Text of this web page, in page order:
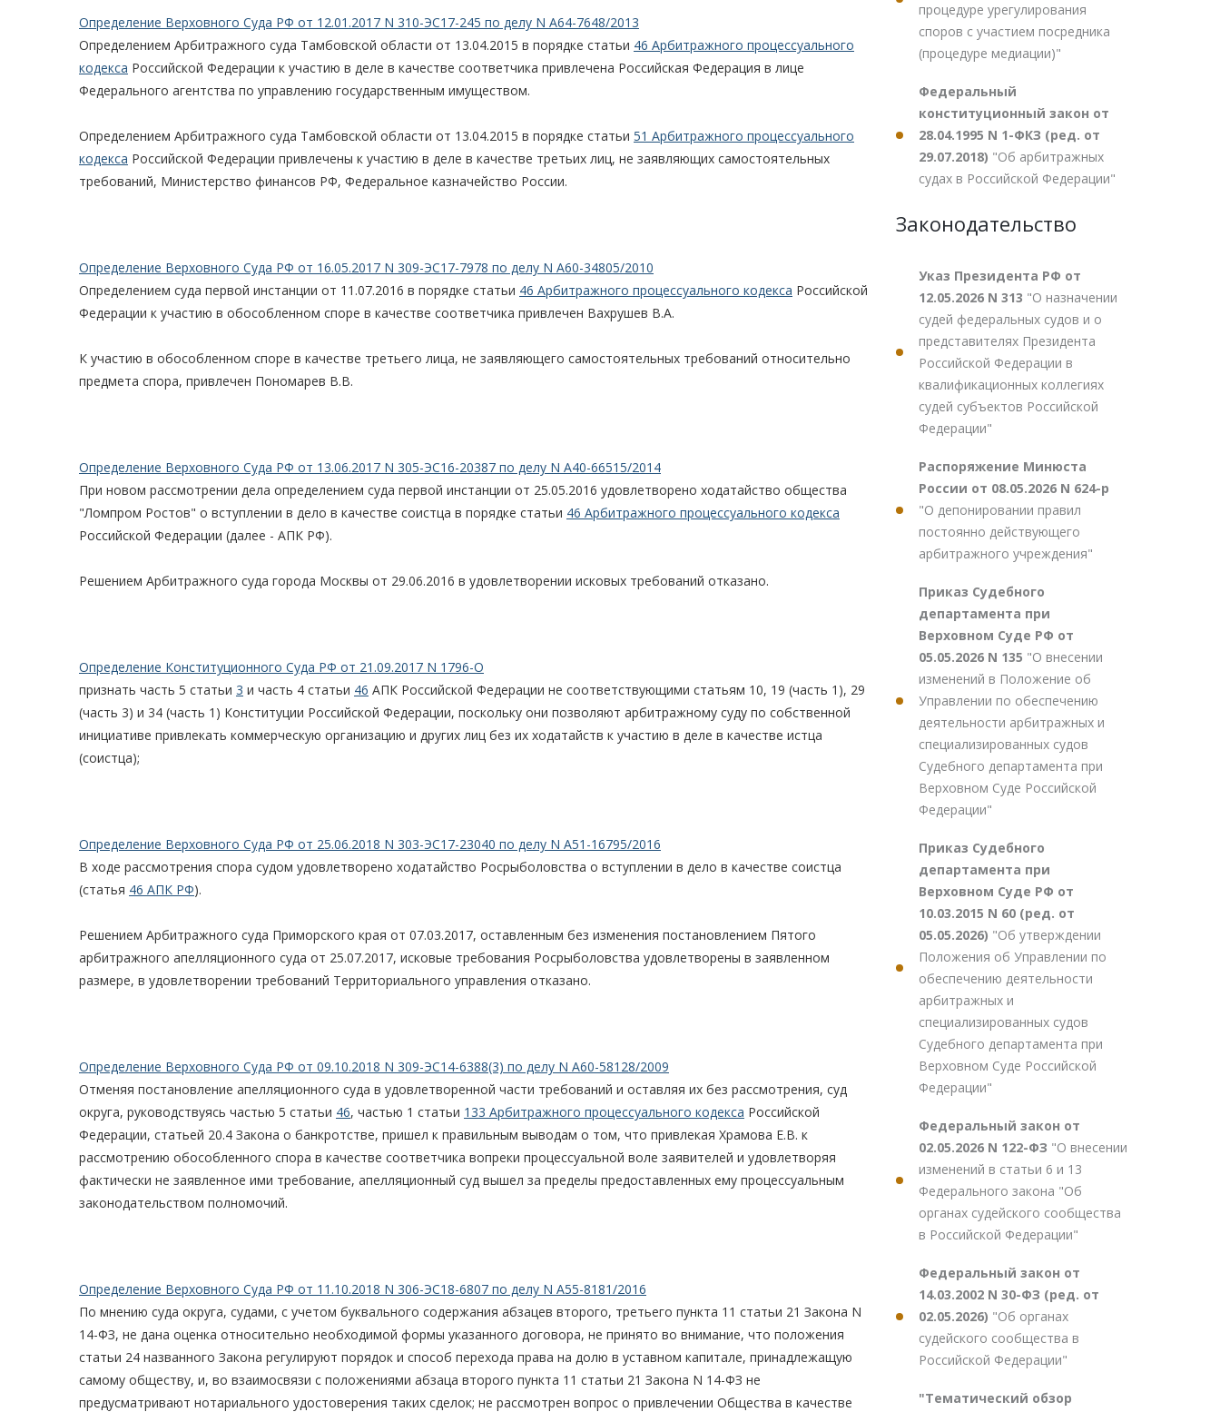
Определение Верховного Суда РФ от 12.01.2017 N 310-ЭС17-245 по делу N А64-7648/2013
Определением Арбитражного суда Тамбовской области от 13.04.2015 в порядке статьи 46 Арбитражного процессуального
кодекса Российской Федерации к участию в деле в качестве соответчика привлечена Российская Федерация в лице
Федерального агентства по управлению государственным имуществом.
Определением Арбитражного суда Тамбовской области от 13.04.2015 в порядке статьи 51 Арбитражного процессуального
кодекса Российской Федерации привлечены к участию в деле в качестве третьих лиц, не заявляющих самостоятельных
требований, Министерство финансов РФ, Федеральное казначейство России.
Определение Верховного Суда РФ от 16.05.2017 N 309-ЭС17-7978 по делу N А60-34805/2010
Определением суда первой инстанции от 11.07.2016 в порядке статьи 46 Арбитражного процессуального кодекса Российской
Федерации к участию в обособленном споре в качестве соответчика привлечен Вахрушев В.А.
К участию в обособленном споре в качестве третьего лица, не заявляющего самостоятельных требований относительно
предмета спора, привлечен Пономарев В.В.
Определение Верховного Суда РФ от 13.06.2017 N 305-ЭС16-20387 по делу N А40-66515/2014
При новом рассмотрении дела определением суда первой инстанции от 25.05.2016 удовлетворено ходатайство общества
"Ломпром Ростов" о вступлении в дело в качестве соистца в порядке статьи 46 Арбитражного процессуального кодекса
Российской Федерации (далее - АПК РФ).
Решением Арбитражного суда города Москвы от 29.06.2016 в удовлетворении исковых требований отказано.
Определение Конституционного Суда РФ от 21.09.2017 N 1796-О
признать часть 5 статьи 3 и часть 4 статьи 46 АПК Российской Федерации не соответствующими статьям 10, 19 (часть 1), 29
(часть 3) и 34 (часть 1) Конституции Российской Федерации, поскольку они позволяют арбитражному суду по собственной
инициативе привлекать коммерческую организацию и других лиц без их ходатайств к участию в деле в качестве истца
(соистца);
Определение Верховного Суда РФ от 25.06.2018 N 303-ЭС17-23040 по делу N А51-16795/2016
В ходе рассмотрения спора судом удовлетворено ходатайство Росрыболовства о вступлении в дело в качестве соистца
(статья 46 АПК РФ).
Решением Арбитражного суда Приморского края от 07.03.2017, оставленным без изменения постановлением Пятого
арбитражного апелляционного суда от 25.07.2017, исковые требования Росрыболовства удовлетворены в заявленном
размере, в удовлетворении требований Территориального управления отказано.
Определение Верховного Суда РФ от 09.10.2018 N 309-ЭС14-6388(3) по делу N А60-58128/2009
Отменяя постановление апелляционного суда в удовлетворенной части требований и оставляя их без рассмотрения, суд
округа, руководствуясь частью 5 статьи 46, частью 1 статьи 133 Арбитражного процессуального кодекса Российской
Федерации, статьей 20.4 Закона о банкротстве, пришел к правильным выводам о том, что привлекая Храмова Е.В. к
рассмотрению обособленного спора в качестве соответчика вопреки процессуальной воле заявителей и удовлетворяя
фактически не заявленное ими требование, апелляционный суд вышел за пределы предоставленных ему процессуальным
законодательством полномочий.
Определение Верховного Суда РФ от 11.10.2018 N 306-ЭС18-6807 по делу N А55-8181/2016
По мнению суда округа, судами, с учетом буквального содержания абзацев второго, третьего пункта 11 статьи 21 Закона N
14-ФЗ, не дана оценка относительно необходимой формы указанного договора, не принято во внимание, что положения
статьи 24 названного Закона регулируют порядок и способ перехода права на долю в уставном капитале, принадлежащую
самому обществу, и, во взаимосвязи с положениями абзаца второго пункта 11 статьи 21 Закона N 14-ФЗ не
предусматривают нотариального удостоверения таких сделок; не рассмотрен вопрос о привлечении Общества в качестве
процедуре урегулирования
споров с участием посредника
(процедуре медиации)"
Федеральный
конституционный закон от
28.04.1995 N 1-ФКЗ (ред. от
29.07.2018) "Об арбитражных
судах в Российской Федерации"
Законодательство
Указ Президента РФ от
12.05.2026 N 313 "О назначении
судей федеральных судов и о
представителях Президента
Российской Федерации в
квалификационных коллегиях
судей субъектов Российской
Федерации"
Распоряжение Минюста
России от 08.05.2026 N 624-р
"О депонировании правил
постоянно действующего
арбитражного учреждения"
Приказ Судебного
департамента при
Верховном Суде РФ от
05.05.2026 N 135 "О внесении
изменений в Положение об
Управлении по обеспечению
деятельности арбитражных и
специализированных судов
Судебного департамента при
Верховном Суде Российской
Федерации"
Приказ Судебного
департамента при
Верховном Суде РФ от
10.03.2015 N 60 (ред. от
05.05.2026) "Об утверждении
Положения об Управлении по
обеспечению деятельности
арбитражных и
специализированных судов
Судебного департамента при
Верховном Суде Российской
Федерации"
Федеральный закон от
02.05.2026 N 122-ФЗ "О внесении
изменений в статьи 6 и 13
Федерального закона "Об
органах судейского сообщества
в Российской Федерации"
Федеральный закон от
14.03.2002 N 30-ФЗ (ред. от
02.05.2026) "Об органах
судейского сообщества в
Российской Федерации"
"Тематический обзор